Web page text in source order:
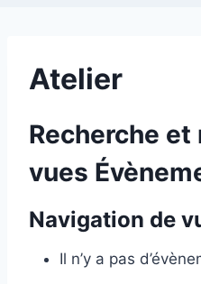
Atelier
Recherche
vues
Navigation de
Il n’y a pas